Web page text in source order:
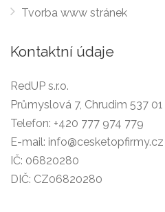
Tvorba www stránek
Kontaktní údaje
RedUP s.r.o.
Průmyslová 7, Chrudim 537 01
Telefon: +420 777 974 779
E-mail: info@cesketopfirmy.cz
IČ: 06820280
DIČ: CZ06820280